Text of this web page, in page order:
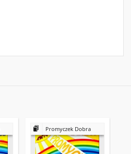
Promyczek Dobra